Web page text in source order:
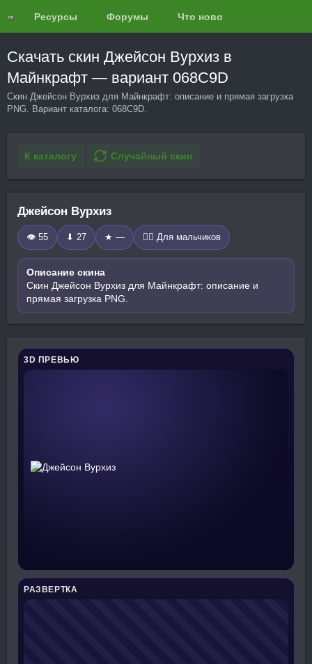
Ресурсы Форумы Что нового?
Скачать скин Джейсон Вурхиз в
Майнкрафт — вариант 068C9D
Скин Джейсон Вурхиз для Майнкрафт: описание и прямая загрузка
PNG. Вариант каталога: 068C9D.
К каталогу Случайный скин
Джейсон Вурхиз
👁 55 ⬇ 27 ★ — 🧍‍♂️ Для мальчиков
Описание скина
Скин Джейсон Вурхиз для Майнкрафт: описание и
прямая загрузка PNG.
3D ПРЕВЬЮ
РАЗВЕРТКА